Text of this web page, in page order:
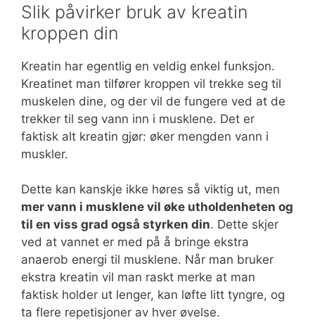
Slik påvirker bruk av kreatin
kroppen din
Kreatin har egentlig en veldig enkel funksjon.
Kreatinet man tilfører kroppen vil trekke seg til
muskelen dine, og der vil de fungere ved at de
trekker til seg vann inn i musklene. Det er
faktisk alt kreatin gjør: øker mengden vann i
muskler.
Dette kan kanskje ikke høres så viktig ut, men
mer vann i musklene vil øke utholdenheten og
til en viss grad også styrken din. Dette skjer
ved at vannet er med på å bringe ekstra
anaerob energi til musklene. Når man bruker
ekstra kreatin vil man raskt merke at man
faktisk holder ut lenger, kan løfte litt tyngre, og
ta flere repetisjoner av hver øvelse.